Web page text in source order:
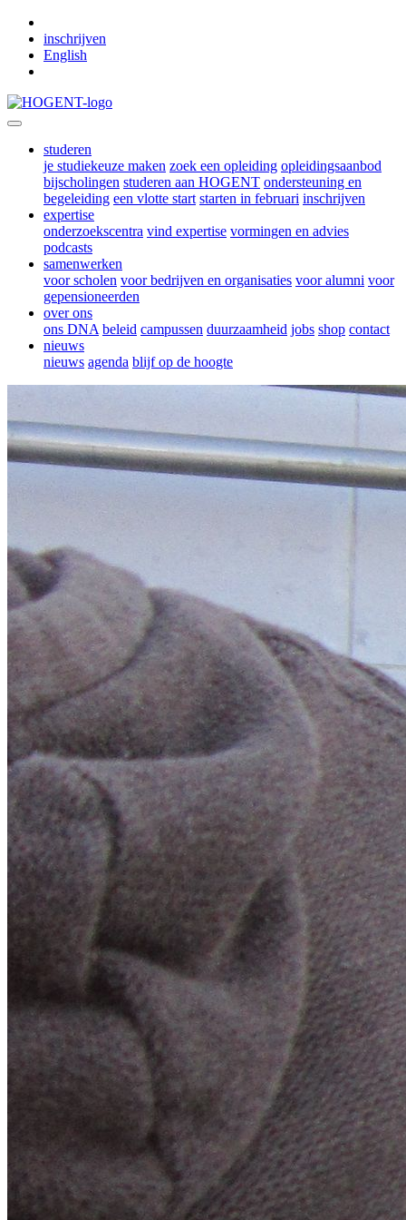
inschrijven
English
studeren
je studiekeuze maken zoek een opleiding opleidingsaanbod
bijscholingen studeren aan HOGENT ondersteuning en
begeleiding een vlotte start starten in februari inschrijven
expertise
onderzoekscentra vind expertise vormingen en advies
podcasts
samenwerken
voor scholen voor bedrijven en organisaties voor alumni voor
gepensioneerden
over ons
ons DNA beleid campussen duurzaamheid jobs shop contact
nieuws
nieuws agenda blijf op de hoogte